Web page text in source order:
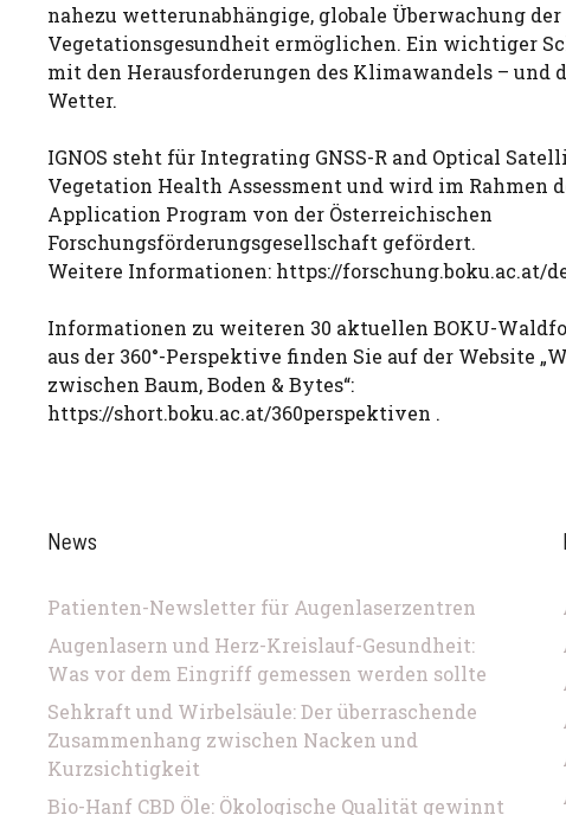
nahezu wetterunabhängige, globale Überwachung der
Vegetationsgesundheit ermöglichen. Ein wichtiger
mit den Herausforderungen des Klimawandels – und
Wetter.
IGNOS steht für Integrating GNSS-R and Optical
Vegetation Health Assessment und wird im Rahmen
Application Program von der Österreichischen
Forschungsförderungsgesellschaft gefördert.
Weitere Informationen: https://forschung.boku.ac.at/
Informationen zu weiteren 30 aktuellen BOKU-
aus der 360°-Perspektive finden Sie auf der Website
zwischen Baum, Boden & Bytes“:
https://short.boku.ac.at/360perspektiven .
News
Patienten-Newsletter für Augenlaserzentren
Augenlasern und Herz-Kreislauf-Gesundheit:
Was vor dem Eingriff gemessen werden sollte
Sehkraft und Wirbelsäule: Der überraschende
Zusammenhang zwischen Nacken und
Kurzsichtigkeit
Bio-Hanf CBD Öle: Ökologische Qualität gewinnt